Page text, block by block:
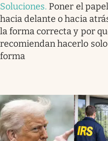
Soluciones. Poner el
hacia delante o hacia
la forma correcta y por
recomiendan hacerlo
forma